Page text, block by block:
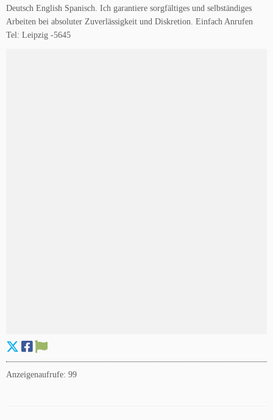
Deutsch English Spanisch. Ich garantiere sorgfältiges und selbständiges
Arbeiten bei absoluter Zuverlässigkeit und Diskretion. Einfach Anrufen
Tel: Leipzig -5645
Anzeigenaufrufe: 99